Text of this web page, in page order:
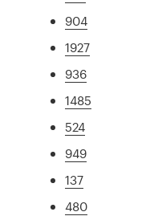
904
1927
936
1485
524
949
137
480